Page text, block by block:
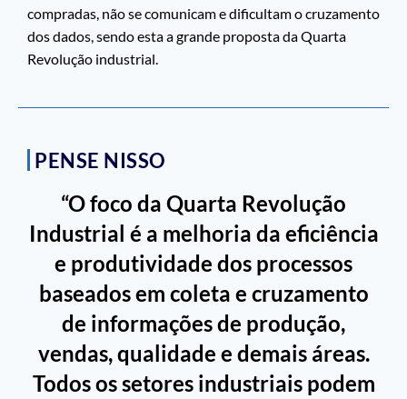
compradas, não se comunicam e dificultam o cruzamento
dos dados, sendo esta a grande proposta da Quarta
Revolução industrial.
PENSE NISSO
“O foco da Quarta Revolução
Industrial é a melhoria da eficiência
e produtividade dos processos
baseados em coleta e cruzamento
de informações de produção,
vendas, qualidade e demais áreas.
Todos os setores industriais podem